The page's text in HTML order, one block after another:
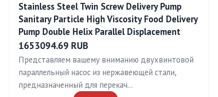
Stainless Steel Twin Screw Delivery Pump
Sanitary Particle High Viscosity Food Delivery
Pump Double Helix Parallel Displacement
1653094.69 RUB
Представляем вашему вниманию двухвинтовой
параллельный насос из нержавеющей стали,
предназначенный для перекач…